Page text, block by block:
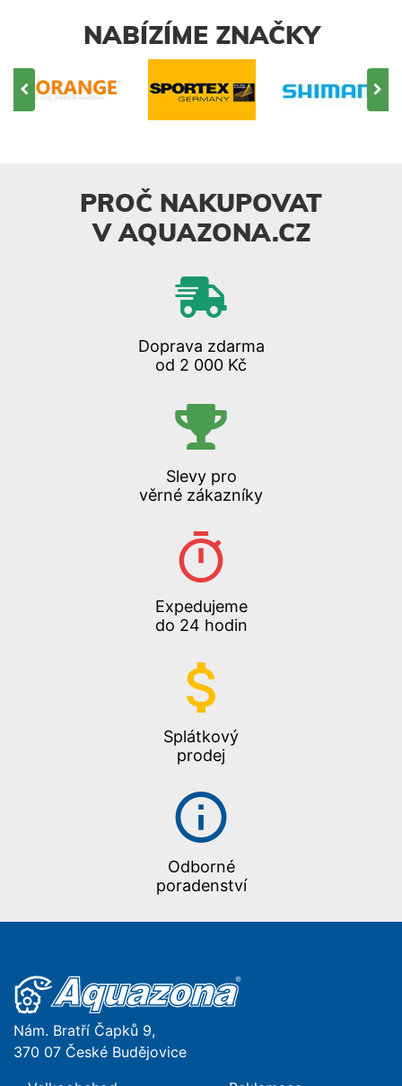
NABÍZÍME ZNAČKY
PROČ NAKUPOVAT
V AQUAZONA.CZ
Doprava zdarma
od 2 000 Kč
Slevy pro
věrné zákazníky
Expedujeme
do 24 hodin
Splátkový
prodej
Odborné
poradenství
Nám. Bratří Čapků 9,
370 07 České Budějovice